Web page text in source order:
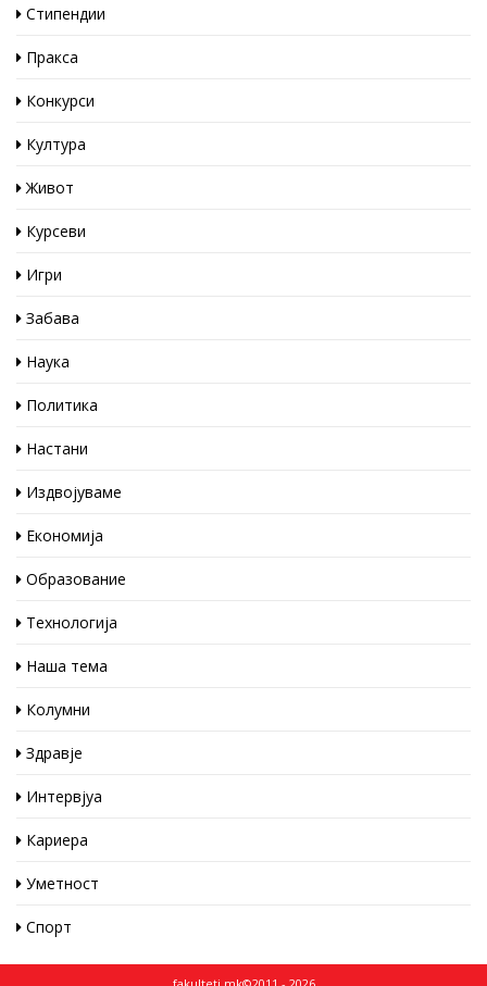
Стипендии
Пракса
Конкурси
Култура
Живот
Курсеви
Игри
Забава
Наука
Политика
Настани
Издвојуваме
Економија
Образование
Технологија
Наша тема
Колумни
Здравје
Интервјуа
Кариера
Уметност
Спорт